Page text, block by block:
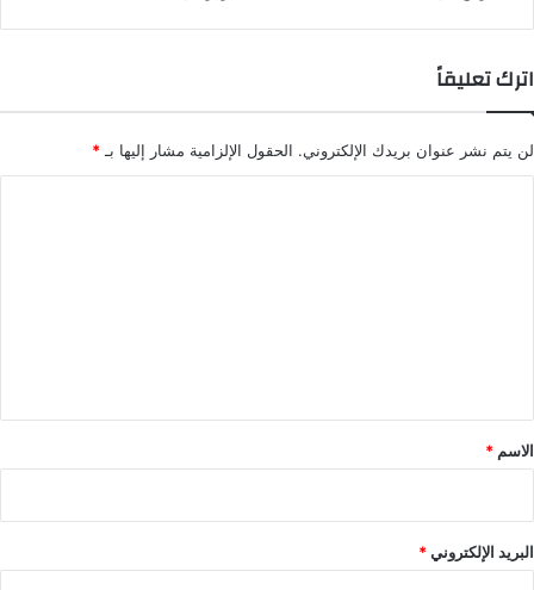
اترك تعليقاً
لن يتم نشر عنوان بريدك الإلكتروني. الحقول الإلزامية مشار إليها بـ*
*
الاسم *
البريد الإلكتروني*